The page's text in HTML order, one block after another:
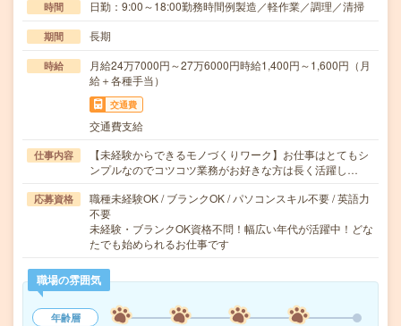
時間 日勤：9:00～18:00勤務時間例製造／軽作業／調理／清掃
期間 長期
時給
月給24万7000円～27万6000円時給1,400円～1,600円（月
給＋各種手当）
交通費
交通費支給
仕事内容
【未経験からできるモノづくりワーク】お仕事はとてもシ
ンプルなのでコツコツ業務がお好きな方は長く活躍し…
応募資格
職種未経験OK / ブランクOK / パソコンスキル不要 / 英語力
不要
未経験・ブランクOK資格不問！幅広い年代が活躍中！どな
たでも始められるお仕事です
職場の雰囲気
年齢層